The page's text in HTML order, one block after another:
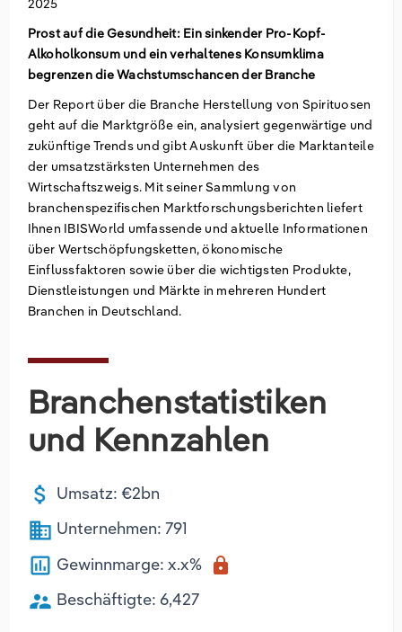
2025
Prost auf die Gesundheit: Ein sinkender Pro-Kopf-
Alkoholkonsum und ein verhaltenes Konsumklima
begrenzen die Wachstumschancen der Branche
Der Report über die Branche Herstellung von Spirituosen
geht auf die Marktgröße ein, analysiert gegenwärtige und
zukünftige Trends und gibt Auskunft über die Marktanteile
der umsatzstärksten Unternehmen des
Wirtschaftszweigs. Mit seiner Sammlung von
branchenspezifischen Marktforschungsberichten liefert
Ihnen IBISWorld umfassende und aktuelle Informationen
über Wertschöpfungsketten, ökonomische
Einflussfaktoren sowie über die wichtigsten Produkte,
Dienstleistungen und Märkte in mehreren Hundert
Branchen in Deutschland.
Branchenstatistiken
und Kennzahlen
attach_money Umsatz: €2bn
business Unternehmen: 791
poll Gewinnmarge: x.x% lock
supervisor_account Beschäftigte: 6,427
Groß- und Einzelhandel
Information und Kommunikation
Freiberufliche, wissenschaftliche und technische
Dienstleistungen
Deutschland
Italien
Irland
Spanien
Vereinigtes Königreich
Marketing
Private Equity
Sales Vertrieb
Bibliotheken